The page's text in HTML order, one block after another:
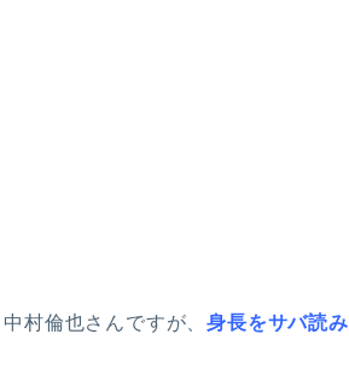
村倫也さんですが、身長をサバ読み